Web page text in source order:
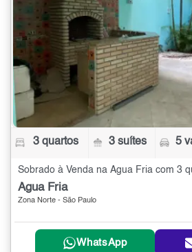
3 quartos 3 suítes 5
Sobrado à Venda na Água Fria com 3
Água Fria
Zona Norte - São Paulo
WhatsApp